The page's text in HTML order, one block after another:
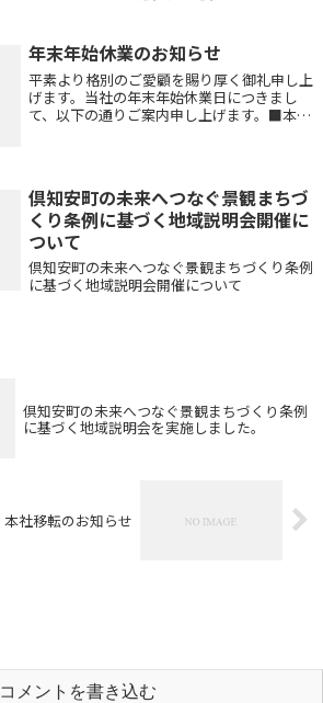
年末年始休業のお知らせ
平素より格別のご愛顧を賜り厚く御礼申し上
げます。当社の年末年始休業日につきまし
て、以下の通りご案内申し上げます。■本社
倶知安町の未来へつなぐ景観まちづ
くり条例に基づく地域説明会開催に
ついて
倶知安町の未来へつなぐ景観まちづくり条例
に基づく地域説明会開催について
倶知安町の未来へつなぐ景観まちづくり条例
に基づく地域説明会を実施しました。
本社移転のお知らせ
コメントを書き込む